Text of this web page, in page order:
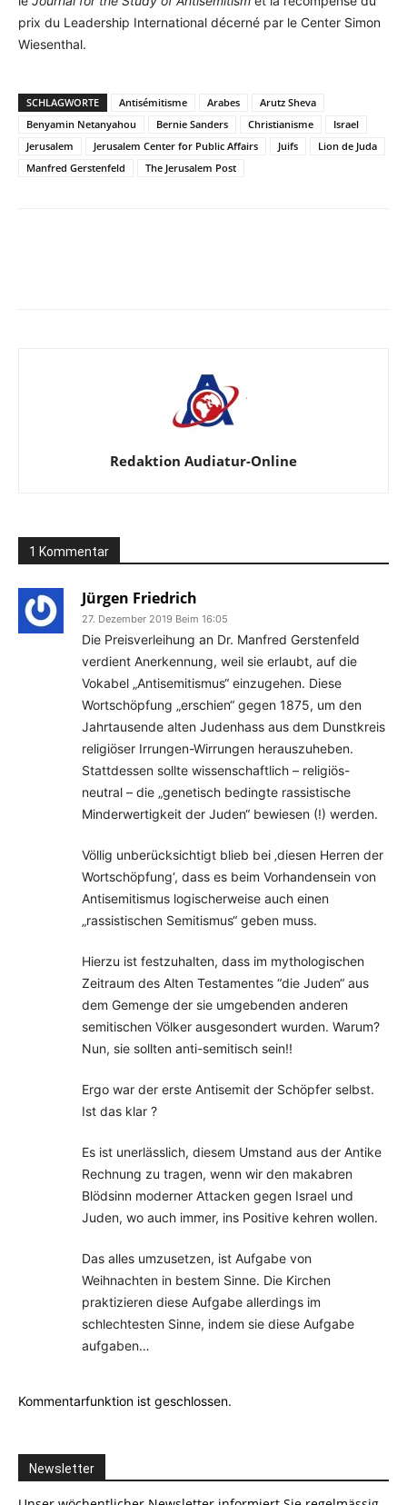
prix du Leadership International décerné par le Center Simon
Wiesenthal.
SCHLAGWORTE Antisémitisme Arabes
Arutz Sheva
Benyamin Netanyahou
Bernie Sanders Christianisme
Israel
Jerusalem
Jerusalem Center for Public Affairs Juifs
Lion de Juda
Manfred Gerstenfeld
The Jerusalem Post
Redaktion Audiatur-Online
1 Kommentar
Jürgen Friedrich
27. Dezember 2019 Beim 16:05
Die Preisverleihung an Dr. Manfred Gerstenfeld
verdient Anerkennung, weil sie erlaubt, auf die
Vokabel „Antisemitismus“ einzugehen. Diese
Wortschöpfung „erschien“ gegen 1875, um den
Jahrtausende alten Judenhass aus dem Dunstkreis
religiöser Irrungen-Wirrungen herauszuheben.
Stattdessen sollte wissenschaftlich – religiös-
neutral – die „genetisch bedingte rassistische
Minderwertigkeit der Juden“ bewiesen (!) werden.
Völlig unberücksichtigt blieb bei ‚diesen Herren der
Wortschöpfung‘, dass es beim Vorhandensein von
Antisemitismus logischerweise auch einen
„rassistischen Semitismus“ geben muss.
Hierzu ist festzuhalten, dass im mythologischen
Zeitraum des Alten Testamentes “die Juden“ aus
dem Gemenge der sie umgebenden anderen
semitischen Völker ausgesondert wurden. Warum?
Nun, sie sollten anti-semitisch sein!!
Ergo war der erste Antisemit der Schöpfer selbst.
Ist das klar ?
Es ist unerlässlich, diesem Umstand aus der Antike
Rechnung zu tragen, wenn wir den makabren
Blödsinn moderner Attacken gegen Israel und
Juden, wo auch immer, ins Positive kehren wollen.
Das alles umzusetzen, ist Aufgabe von
Weihnachten in bestem Sinne. Die Kirchen
praktizieren diese Aufgabe allerdings im
schlechtesten Sinne, indem sie diese Aufgabe
aufgaben…
Kommentarfunktion ist geschlossen.
Newsletter